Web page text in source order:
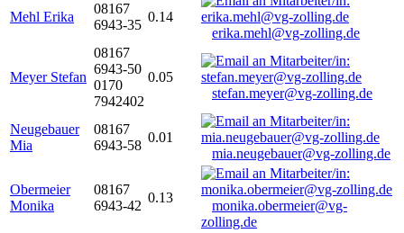
Mehl Erika
08167
6943-35
0.14
erika.mehl@vg-zolling.de
Meyer Stefan
08167
6943-50
0170
7942402
0.05
stefan.meyer@vg-zolling.de
Neugebauer
Mia
08167
6943-58
0.01
mia.neugebauer@vg-zolling.de
Obermeier
Monika
08167
6943-42
0.13
monika.obermeier@vg-
zolling.de